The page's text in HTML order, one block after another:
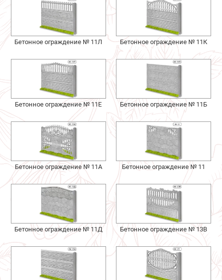
Бетонное ограждение № 11Л Бетонное ограждение № 11К
Бетонное ограждение № 11Е Бетонное ограждение № 11Б
Бетонное ограждение № 11А Бетонное ограждение № 11
Бетонное ограждение № 11Д Бетонное ограждение № 13В